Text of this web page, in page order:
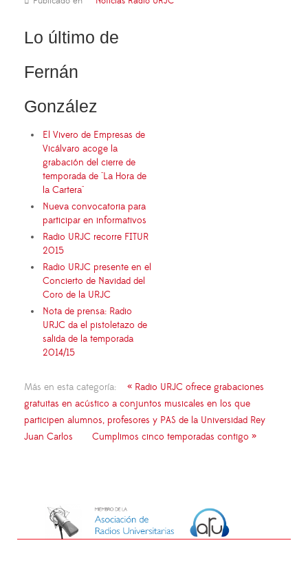
Lo último de
Fernán
González
El Vivero de Empresas de
Vicálvaro acoge la
grabación del cierre de
temporada de "La Hora de
la Cartera"
Nueva convocatoria para
participar en informativos
Radio URJC recorre FITUR
2015
Radio URJC presente en el
Concierto de Navidad del
Coro de la URJC
Nota de prensa: Radio
URJC da el pistoletazo de
salida de la temporada
2014/15
Más en esta categoría:
« Radio URJC ofrece grabaciones
gratuitas en acústico a conjuntos musicales en los que
participen alumnos, profesores y PAS de la Universidad Rey
Juan Carlos
Cumplimos cinco temporadas contigo »